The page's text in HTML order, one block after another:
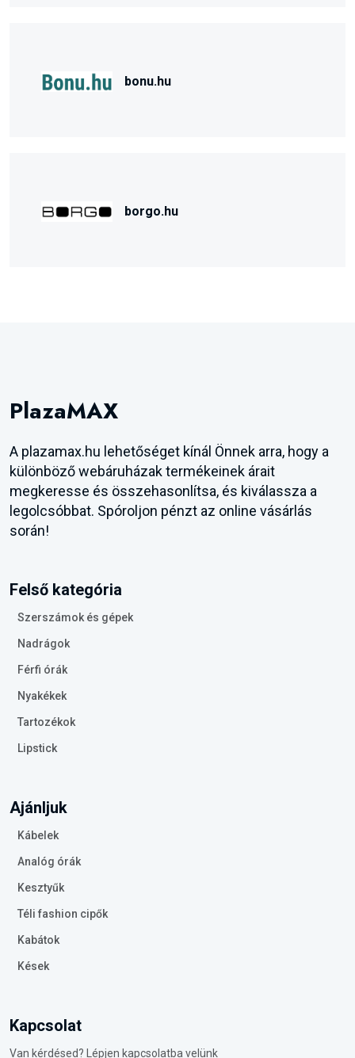
bonu.hu
borgo.hu
PlazaMAX
A plazamax.hu lehetőséget kínál Önnek arra, hogy a
különböző webáruházak termékeinek árait
megkeresse és összehasonlítsa, és kiválassza a
legolcsóbbat. Spóroljon pénzt az online vásárlás
során!
Felső kategória
Szerszámok és gépek
Nadrágok
Férfi órák
Nyakékek
Tartozékok
Lipstick
Ajánljuk
Kábelek
Analóg órák
Kesztyűk
Téli fashion cipők
Kabátok
Kések
Kapcsolat
Van kérdésed? Lépjen kapcsolatba velünk